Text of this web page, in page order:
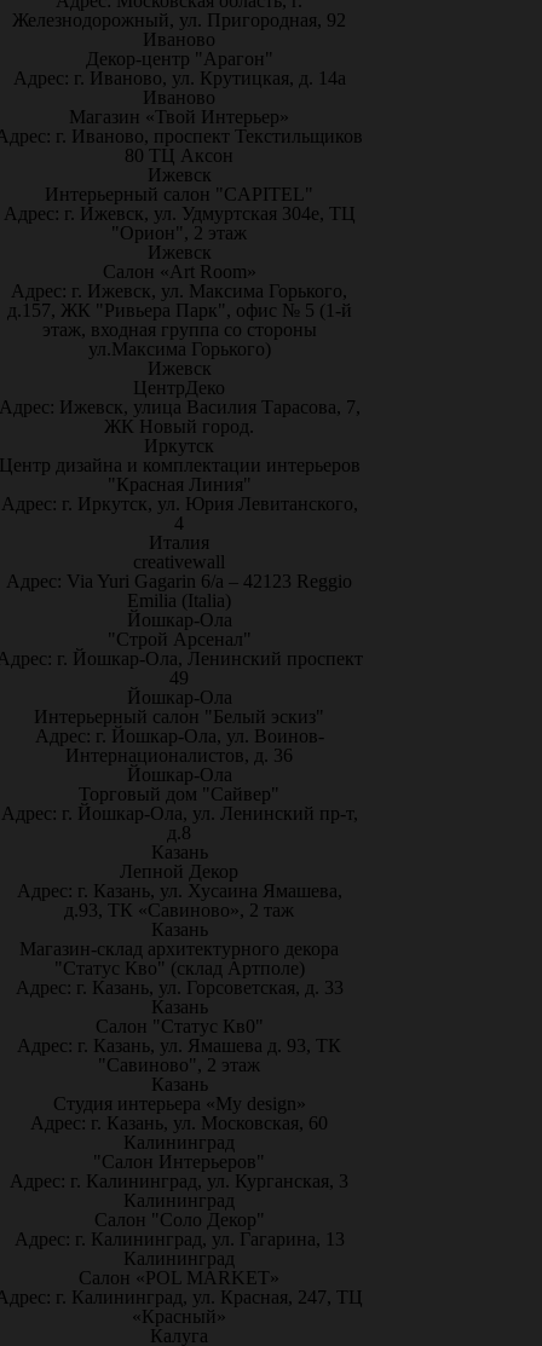
Железнодорожный, ул. Пригородная, 92
Иваново
Декор-центр "Арагон"
Адрес: г. Иваново, ул. Крутицкая, д. 14а
Иваново
Магазин «Твой Интерьер»
г. Иваново, проспект Текстильщиков
80 ТЦ Аксон
Ижевск
Интерьерный салон "CAPITEL"
Адрес: г. Ижевск, ул. Удмуртская 304е, ТЦ
"Орион", 2 этаж
Ижевск
Салон «Art Room»
Адрес: г. Ижевск, ул. Максима Горького,
д.157, ЖК "Ривьера Парк", офис № 5 (1-й
этаж, входная группа со стороны
ул.Максима Горького)
Ижевск
ЦентрДеко
Ижевск, улица Василия Тарасова, 7,
ЖК Новый город.
Иркутск
дизайна и комплектации интерьеров
"Красная Линия"
Адрес: г. Иркутск, ул. Юрия Левитанского,
4
Италия
creativewall
Адрес: Via Yuri Gagarin 6/a – 42123 Reggio
Emilia (Italia)
Йошкар-Ола
"Строй Арсенал"
г. Йошкар-Ола, Ленинский проспект
49
Йошкар-Ола
Интерьерный салон "Белый эскиз"
Адрес: г. Йошкар-Ола, ул. Воинов-
Интернационалистов, д. 36
Йошкар-Ола
Торговый дом "Сайвер"
Адрес: г. Йошкар-Ола, ул. Ленинский пр-т,
д.8
Казань
Лепной Декор
Адрес: г. Казань, ул. Хусаина Ямашева,
д.93, ТК «Савиново», 2 таж
Казань
Магазин-склад архитектурного декора
"Статус Кво" (склад Артполе)
Адрес: г. Казань, ул. Горсоветская, д. 33
Казань
Салон "Статус Кв0"
Адрес: г. Казань, ул. Ямашева д. 93, ТК
"Савиново", 2 этаж
Казань
Студия интерьера «My design»
Адрес: г. Казань, ул. Московская, 60
Калининград
"Салон Интерьеров"
Адрес: г. Калининград, ул. Курганская, 3
Калининград
Салон "Соло Декор"
Адрес: г. Калининград, ул. Гагарина, 13
Калининград
Салон «POL MARKET»
г. Калининград, ул. Красная, 247, ТЦ
«Красный»
Калуга